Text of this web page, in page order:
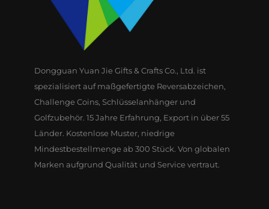
Dongguan Yuan Jie Gifts & Crafts Co., Ltd. ist
spezialisiert auf maßgefertigte Reversabzeichen,
Challenge Coins, Schlüsselanhänger und
Golfzubehör. 15 Jahre Erfahrung, Export in über 55
Länder. Kostenlose Muster, niedrige
Mindestbestellmenge ab 300 Stück. Von globalen
Marken aufgrund Qualität und Service vertraut.